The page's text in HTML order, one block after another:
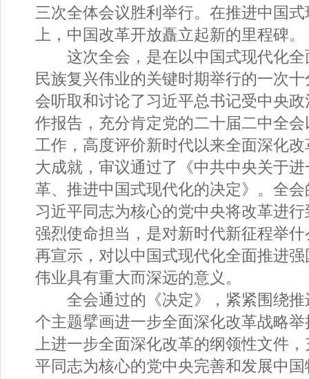
三次全体会议胜利举行。在推进中国
上，中国改革开放矗立起新的里程碑。
这次全会，是在以中国式现代化全
民族复兴伟业的关键时期举行的一次
会听取和讨论了习近平总书记受中央
作报告，充分肯定党的二十届二中全
工作，高度评价新时代以来全面深化
大成就，审议通过了《中共中央关于
革、推进中国式现代化的决定》。全
习近平同志为核心的党中央将改革进
强烈使命担当，是对新时代新征程举
再宣示，对以中国式现代化全面推进
伟业具有重大而深远的意义。
全会通过的《决定》，紧紧围绕推
个主题擘画进一步全面深化改革战略
上进一步全面深化改革的纲领性文件
平同志为核心的党中央完善和发展中